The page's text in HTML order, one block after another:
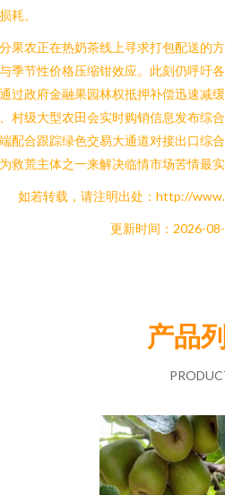
耗。
果农正在热奶茶线上寻求打包配送的
季节性价格压缩钳效应。此刻仍呼吁
过政府金融果园林权抵押补偿迅速减
村级大型农田会实时购销信息发布综
配合跟踪绿色交易大通道对接出口综
救荒主体之一来解决临情市场苦情最实
如若转载，请注明出处：http://
更新时间：2026-
产品